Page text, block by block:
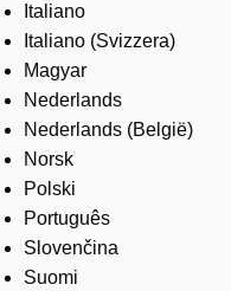
Italiano
Italiano (Svizzera)
Magyar
Nederlands
Nederlands (België)
Norsk
Polski
Português
Slovenčina
Suomi